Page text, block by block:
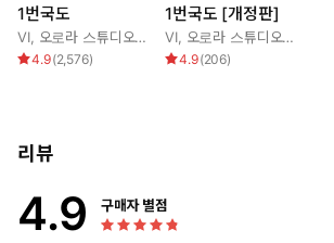
1번국도
VI, 오로라 스튜디오,SOMKO,이유진
4.9(2,576)
1번국도 [개정판]
VI, 오로라 스튜디오,SOMKO
4.9(206)
리뷰
4.9 구매자 별점